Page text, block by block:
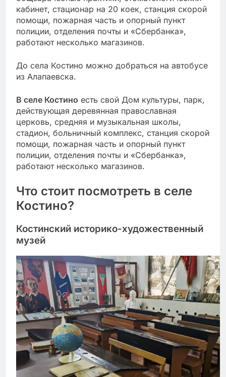
кабинет, стационар на 20 коек, станция скорой
помощи, пожарная часть и опорный пункт
полиции, отделения почты и «Сбербанка»,
работают несколько магазинов.
До села Костино можно добраться на автобусе
из Алапаевска.
В селе Костино есть свой Дом культуры, парк,
действующая деревянная православная
церковь, средняя и музыкальная школы,
стадион, больничный комплекс, станция скорой
помощи, пожарная часть и опорный пункт
полиции, отделения почты и «Сбербанка»,
работают несколько магазинов.
Что стоит посмотреть в селе
Костино?
Костинский историко-художественный
музей